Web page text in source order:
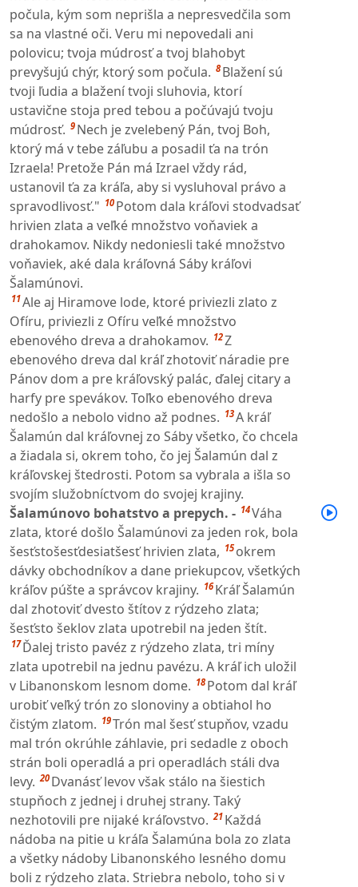
počula, kým som neprišla a nepresvedčila som
sa na vlastné oči. Veru mi nepovedali ani
polovicu; tvoja múdrosť a tvoj blahobyt
prevyšujú chýr, ktorý som počula. 8 Blažení sú
tvoji ľudia a blažení tvoji sluhovia, ktorí
ustavične stoja pred tebou a počúvajú tvoju
múdrosť. 9 Nech je zvelebený Pán, tvoj Boh,
ktorý má v tebe záľubu a posadil ťa na trón
Izraela! Pretože Pán má Izrael vždy rád,
ustanovil ťa za kráľa, aby si vysluhoval právo a
spravodlivosť." 10 Potom dala kráľovi stodvadsať
hrivien zlata a veľké množstvo voňaviek a
drahokamov. Nikdy nedoniesli také množstvo
voňaviek, aké dala kráľovná Sáby kráľovi
Šalamúnovi.
11Ale aj Hiramove lode, ktoré priviezli zlato z
Ofíru, priviezli z Ofíru veľké množstvo
ebenového dreva a drahokamov. 12Z
ebenového dreva dal kráľ zhotoviť náradie pre
Pánov dom a pre kráľovský palác, ďalej citary a
harfy pre spevákov. Toľko ebenového dreva
nedošlo a nebolo vidno až podnes. 13A kráľ
Šalamún dal kráľovnej zo Sáby všetko, čo chcela
a žiadala si, okrem toho, čo jej Šalamún dal z
kráľovskej štedrosti. Potom sa vybrala a išla so
svojím služobníctvom do svojej krajiny.
Šalamúnovo bohatstvo a prepych. - 14Váha
zlata, ktoré došlo Šalamúnovi za jeden rok, bola
šesťstošesťdesiatšesť hrivien zlata, 15 okrem
dávky obchodníkov a dane priekupcov, všetkých
kráľov púšte a správcov krajiny. 16 Kráľ Šalamún
dal zhotoviť dvesto štítov z rýdzeho zlata;
šesťsto šeklov zlata upotrebil na jeden štít.
17 Ďalej tristo pavéz z rýdzeho zlata, tri míny
zlata upotrebil na jednu pavézu. A kráľ ich uložil
v Libanonskom lesnom dome. 18 Potom dal kráľ
urobiť veľký trón zo slonoviny a obtiahol ho
čistým zlatom. 19Trón mal šesť stupňov, vzadu
mal trón okrúhle záhlavie, pri sedadle z oboch
strán boli operadlá a pri operadlách stáli dva
levy. 20 Dvanásť levov však stálo na šiestich
stupňoch z jednej i druhej strany. Taký
nezhotovili pre nijaké kráľovstvo. 21 Každá
nádoba na pitie u kráľa Šalamúna bola zo zlata
a všetky nádoby Libanonského lesného domu
boli z rýdzeho zlata. Striebra nebolo, toho si v